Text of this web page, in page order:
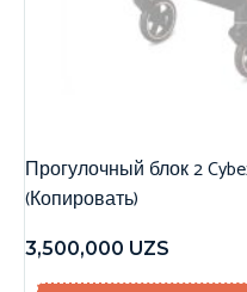
Прогулочный блок 2
(Копировать)
3,500,000 UZS